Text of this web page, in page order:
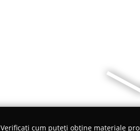
Verificați cum puteți obține materiale